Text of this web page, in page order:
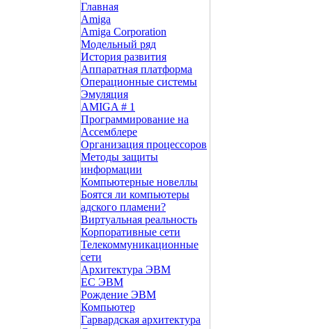
Главная
Amiga
Amiga Corporation
Модельный ряд
История развития
Аппаратная платформа
Операционные системы
Эмуляция
AMIGA # 1
Программирование на
Ассемблере
Организация процессоров
Методы защиты
информации
Компьютерные новеллы
Боятся ли компьютеры
адского пламени?
Виртуальная реальность
Корпоративные сети
Телекоммуникационные
сети
Архитектура ЭВМ
ЕС ЭВМ
Рождение ЭВМ
Компьютер
Гарвардская архитектура